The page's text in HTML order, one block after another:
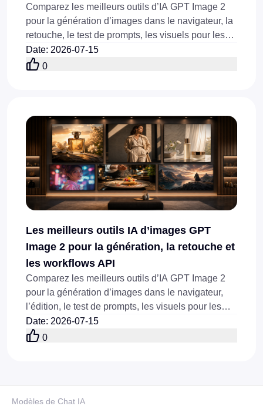
Comparez les meilleurs outils d’IA GPT Image 2
pour la génération d’images dans le navigateur, la
retouche, le test de prompts, les visuels pour les
réseaux sociaux, les visuels produit et les
workflows API en ligne aujourd’hui.
Date: 2026-07-15
0
Les meilleurs outils IA d’images GPT
Image 2 pour la génération, la retouche et
les workflows API
Comparez les meilleurs outils d’IA GPT Image 2
pour la génération d’images dans le navigateur,
l’édition, le test de prompts, les visuels pour les
réseaux sociaux, les visuels de produits et les
workflows via API disponibles en ligne
Date: 2026-07-15
0
Modèles de Chat IA